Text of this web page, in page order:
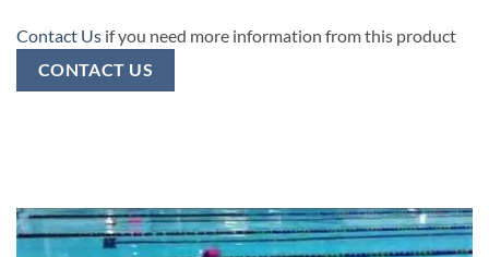
Contact Us if you need more information from this product
CONTACT US